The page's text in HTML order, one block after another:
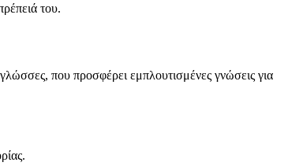
του.
που προσφέρει εμπλουτισμένες γνώσεις για